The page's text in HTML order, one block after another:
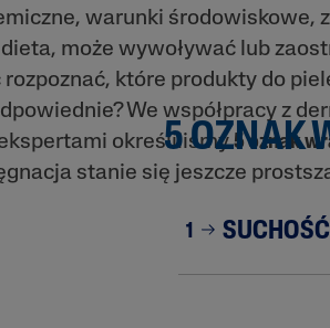
Oczyszczanie
Serum
Nowości
Trądzik i
Skóra Matowa i
Oczyszczanie i
Demakijaż
Atopowe
Skóra
warunki środowiskowe,
może wywoływać lub
rozpoznać, które produkty do
We współpracy z
określiliśmy5 oznak
stanie się jeszcze
5 OZNAK
1 SUCHOŚĆ